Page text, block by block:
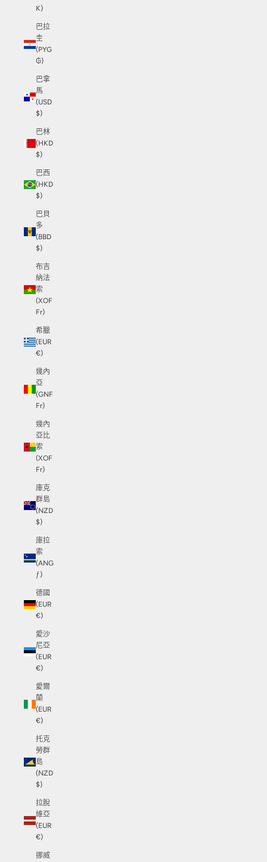
K)
巴拉
圭
(PYG
₲)
巴拿
馬
(USD
$)
巴林
(HKD
$)
巴西
(HKD
$)
巴貝
多
(BBD
$)
布吉
納法
索
(XOF
Fr)
希臘
(EUR
€)
幾內
亞
(GNF
Fr)
幾內
亞比
索
(XOF
Fr)
庫克
群島
(NZD
$)
庫拉
索
(ANG
ƒ)
德國
(EUR
€)
愛沙
尼亞
(EUR
€)
愛爾
蘭
(EUR
€)
托克
勞群
島
(NZD
$)
拉脫
維亞
(EUR
€)
挪威